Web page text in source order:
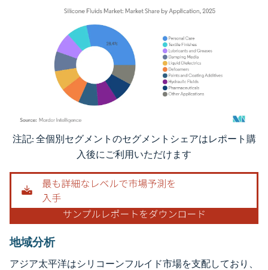
画像 © Mordor Intelligence。再利用にはCC BY 4.0の表示が必要です。
注記: 全個別セグメントのセグメントシェアはレポート購
入後にご利用いただけます
地域分析
アジア太平洋はシリコーンフルイド市場を支配しており、